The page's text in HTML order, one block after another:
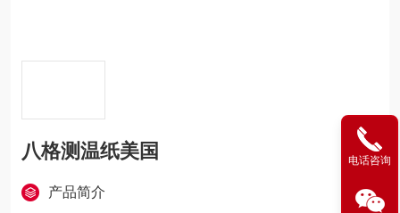
八格测温纸美国
产品简介
电话咨询